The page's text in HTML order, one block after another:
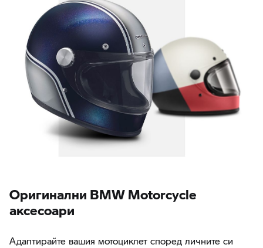
Oригинални BMW Motorcycle
аксесоари
Адаптирайте вашия мотоциклет според личните си